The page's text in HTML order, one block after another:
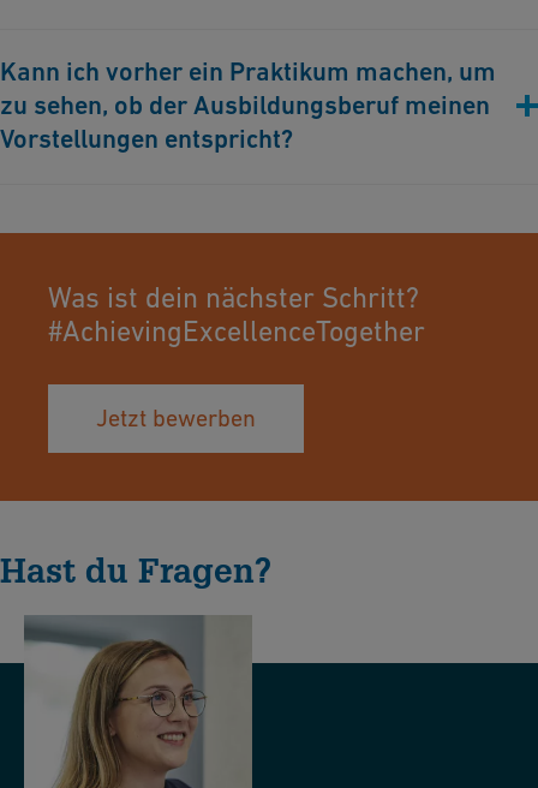
Bescheinigungen und Zertifikate (optional)
Kann ich vorher ein Praktikum machen, um
zu sehen, ob der Ausbildungsberuf meinen
Vorstellungen entspricht?
Ausbildungsberufen bei uns bewerben.
Was ist dein nächster Schritt?
#AchievingExcellenceTogether
Jetzt bewerben
Hast du Fragen?